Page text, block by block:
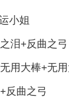
小姐
泪+反曲之弓
大棒+无用
曲之弓